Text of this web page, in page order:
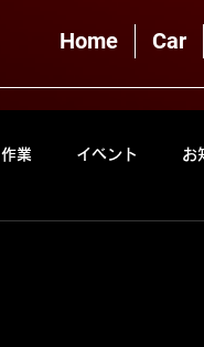
Home Car
作業 イベント お